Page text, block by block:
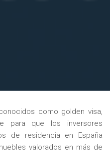
como golden visa,
para que los inversores
de residencia en España
valorados en más de